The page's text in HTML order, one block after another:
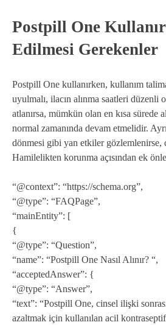
Postpill One
Edilmesi Gerekenler
Postpill One kullanırken, kullanım
uyulmalı, ilacın alınma saatleri düzenli
atlanırsa, mümkün olan en kısa sürede
normal zamanında devam etmelidir.
dönmesi gibi yan etkiler gözlemlenirse,
Hamilelikten korunma açısından ek
“@context”: “https://schema.org”,
“@type”: “FAQPage”,
“mainEntity”: [
{
“@type”: “Question”,
“name”: “Postpill One Nasıl Alınır? “,
“acceptedAnswer”: {
“@type”: “Answer”,
“text”: “Postpill One, cinsel ilişki
azaltmak için kullanılan acil